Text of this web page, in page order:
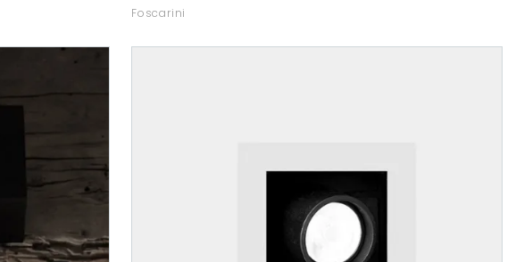
Foscarini